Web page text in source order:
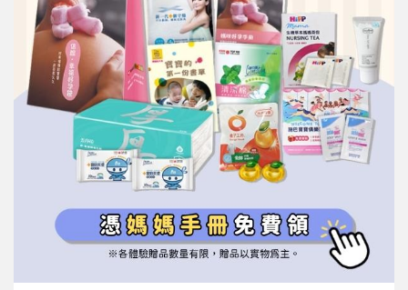
信誼基金會
2022信誼年度報告
2023信誼年度報告
2024信誼年度報告
附設幼兒園
小袋鼠幼師網